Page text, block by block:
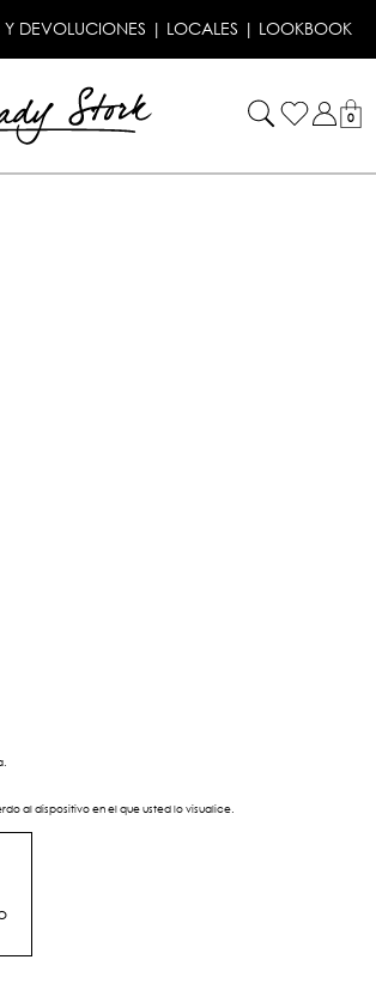
DEVOLUCIONES | LOCALES | LOOKBOOK
0
al dispositivo en el que usted lo visualice.